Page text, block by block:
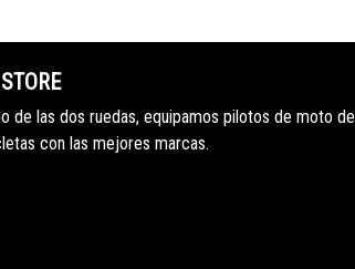
de las dos ruedas, equipamos pilotos de moto de
con las mejores marcas.